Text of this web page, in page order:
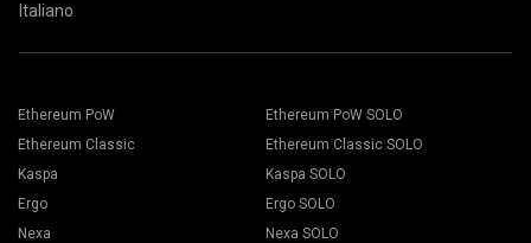
Italiano
Ethereum PoW
Ethereum Classic
Kaspa
Ergo
Nexa
Ethereum PoW SOLO
Ethereum Classic SOLO
Kaspa SOLO
Ergo SOLO
Nexa SOLO